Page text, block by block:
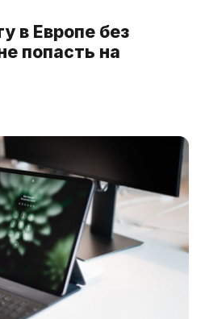
в Европе без
попасть на